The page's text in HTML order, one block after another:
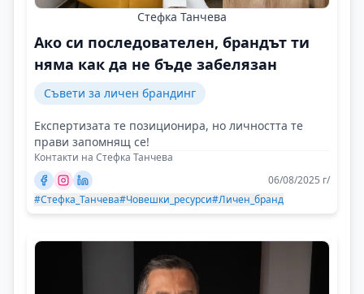
Стефка Танчева
Ако си последователен, брандът ти
няма как да не бъде забелязан
Съвети за личен брандинг
Експертизата те позиционира, но личността те
прави запомнящ се!
Контакти на Стефка Танчева
06/08/2025 г/
#Стефка_Танчева#Човешки_ресурси#Личен_бранд